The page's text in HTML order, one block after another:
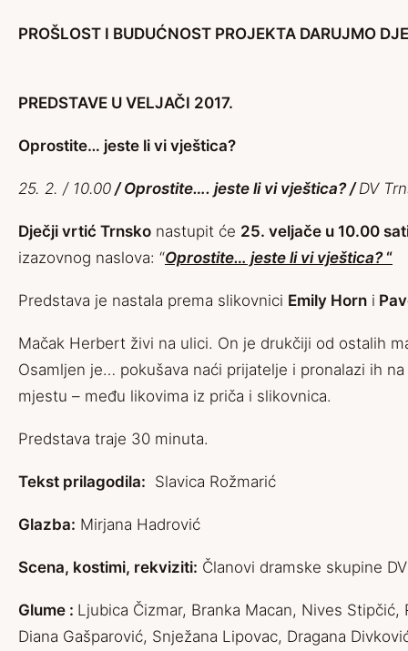
PROŠLOST I BUDUĆNOST PROJEKTA DARUJMO
PREDSTAVE U VELJAČI 2017.
Oprostite… jeste li vi vještica?
25. 2. / 10.00 / Oprostite…. jeste li vi vještica? /DV
Dječji vrtić Trnsko nastupit će 25. veljače u 10.00
izazovnog naslova: “Oprostite… jeste li vi vještica?“
Predstava je nastala prema slikovnici Emily Horn i
Mačak Herbert živi na ulici. On je drukčiji od ostalih
Osamljen je… pokušava naći prijatelje i pronalazi ih
mjestu – među likovima iz priča i slikovnica.
Predstava traje 30 minuta.
Tekst prilagodila: Slavica Rožmarić
Glazba: Mirjana Hadrović
Scena, kostimi, rekviziti: Članovi dramske skupine
Glume : Ljubica Čizmar, Branka Macan, Nives Stipčić,
Diana Gašparović, Snježana Lipovac, Dragana